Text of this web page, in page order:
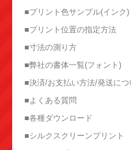
■プリント色サンプル(インク)
■プリント位置の指定方法
■寸法の測り方
■弊社の書体一覧(フォント)
■決済/お支払い方法/発送につ
■よくある質問
■各種ダウンロード
■シルクスクリーンプリント